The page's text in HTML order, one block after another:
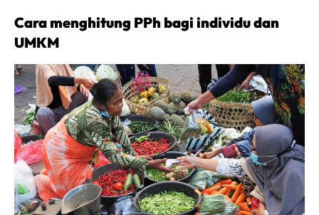
Cara menghitung PPh bagi individu dan
UMKM